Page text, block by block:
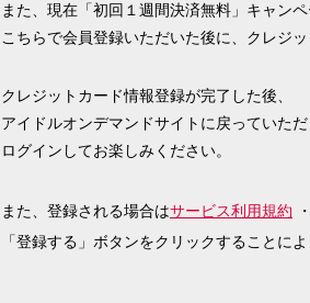
また、現在「初回１週間決済無料」キャンペ
こちらで会員登録いただいた後に、クレジ
クレジットカード情報登録が完了した後、
アイドルオンデマンドサイトに戻っていただ
ログインしてお楽しみください。
また、登録される場合はサービス利用規約 ・
「登録する」ボタンをクリックすることに